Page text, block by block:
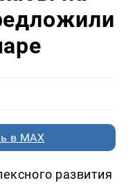
в MAX
развития